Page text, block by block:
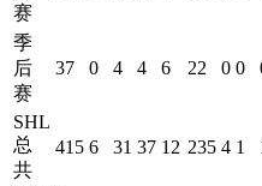
赛
季
后
赛
37 0 4 4 6 22 0 0
SHL
总
共
415 6 31 37 12 235 4 1